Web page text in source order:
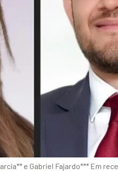
e Gabriel Fajardo*** Em